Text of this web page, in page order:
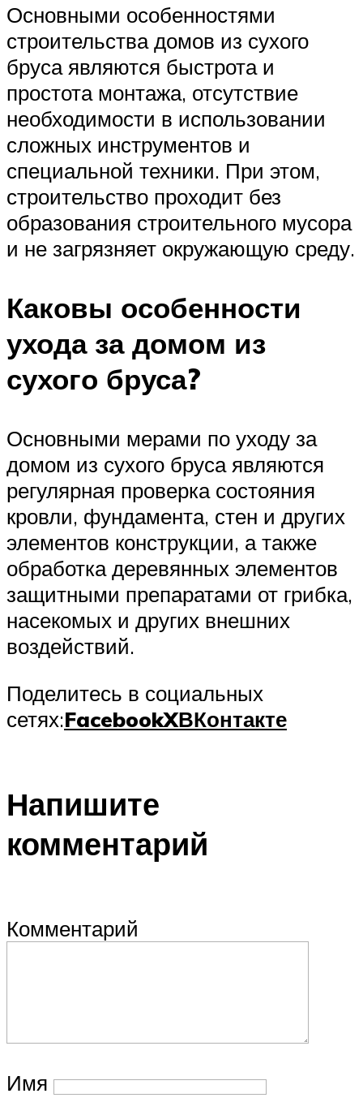
Основными особенностями
строительства домов из сухого
бруса являются быстрота и
простота монтажа, отсутствие
необходимости в использовании
сложных инструментов и
специальной техники. При этом,
строительство проходит без
образования строительного мусора
и не загрязняет окружающую среду.
Каковы особенности
ухода за домом из
сухого бруса?
Основными мерами по уходу за
домом из сухого бруса являются
регулярная проверка состояния
кровли, фундамента, стен и других
элементов конструкции, а также
обработка деревянных элементов
защитными препаратами от грибка,
насекомых и других внешних
воздействий.
Поделитесь в социальных
сетях:FacebookXВКонтакте
Напишите
комментарий
Комментарий
Имя